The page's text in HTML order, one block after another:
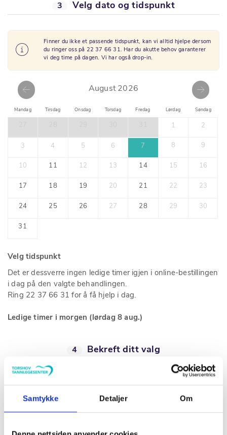
Samtykke Detaljer Om
3 Velg dato og tidspunkt
Finner du ikke et passende tidspunkt, kan vi alltid hjelpe dersom
du ringer oss på 22 37 66 31. Har du akutte behov garanterer
vi deg time på dagen. Vi har også drop-in.
August 2026
Mandag Tirsdag Onsdag Torsdag Fredag Lørdag Søndag
1 2
3 4 5 6 7 8 9
10 11 12 13 14 15 16
17 18 19 20 21 22 23
24 25 26 27 28 29 30
31
Velg tidspunkt
Det er dessverre ingen ledige timer igjen i online-bestillingen
i dag på den valgte behandlingen.
Ring 22 37 66 31 for å få hjelp i dag.
Ledige timer i morgen (lørdag 8 aug.)
4 Bekreft ditt valg
Behandling
Akutt undersøkelse | kr 764
Dato